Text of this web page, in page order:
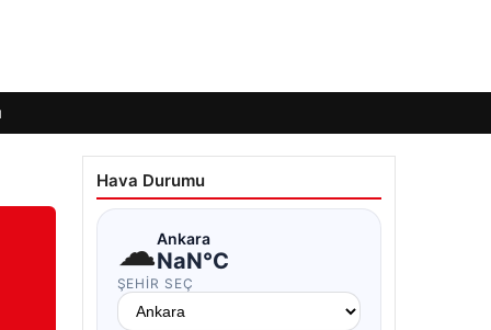
Hava Durumu
☁Ankara
NaN°C
ŞEHIR SEÇ